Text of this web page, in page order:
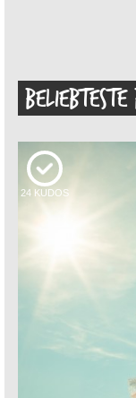
BELIEBTESTE
24 KUDOS